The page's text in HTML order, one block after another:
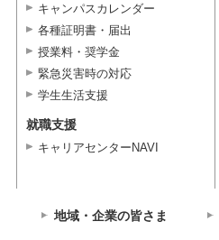
キャンパスカレンダー
各種証明書・届出
授業料・奨学金
緊急災害時の対応
学生生活支援
就職支援
キャリアセンターNAVI
地域・企業の皆さま